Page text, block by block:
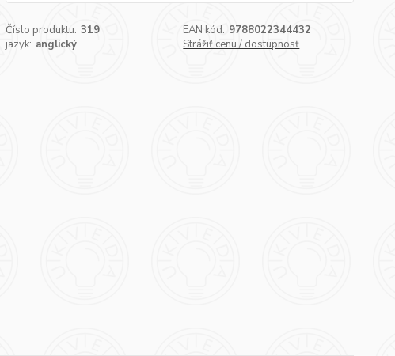
Číslo produktu: 319 EAN kód: 9788022344432
jazyk: anglický Strážiť cenu / dostupnosť